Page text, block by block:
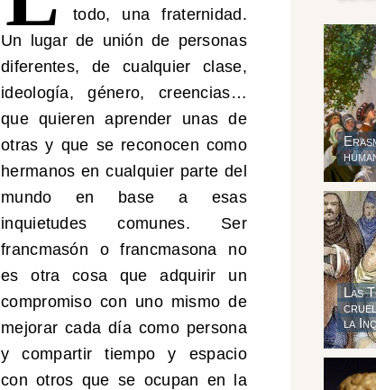
todo, una fraternidad.
Un lugar de unión de personas
diferentes, de cualquier clase,
ideología, género, creencias…
que quieren aprender unas de
otras y que se reconocen como
hermanos en cualquier parte del
mundo en base a esas
inquietudes comunes. Ser
francmasón o francmasona no
es otra cosa que adquirir un
compromiso con uno mismo de
mejorar cada día como persona
y compartir tiempo y espacio
con otros que se ocupan en la
Las
la